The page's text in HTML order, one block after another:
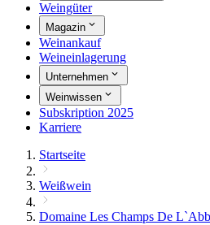
Weingüter
Magazin
Weinankauf
Weineinlagerung
Unternehmen
Weinwissen
Subskription 2025
Karriere
Startseite
Weißwein
Domaine Les Champs De